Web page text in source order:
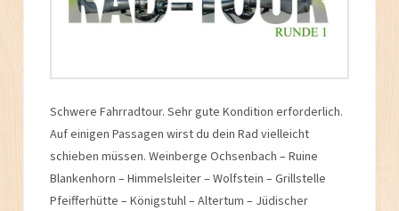
Schwere Fahrradtour. Sehr gute Kondition erforderlich.
Auf einigen Passagen wirst du dein Rad vielleicht
schieben müssen. Weinberge Ochsenbach – Ruine
Blankenhorn – Himmelsleiter – Wolfstein – Grillstelle
Pfeifferhütte – Königstuhl – Altertum – Jüdischer